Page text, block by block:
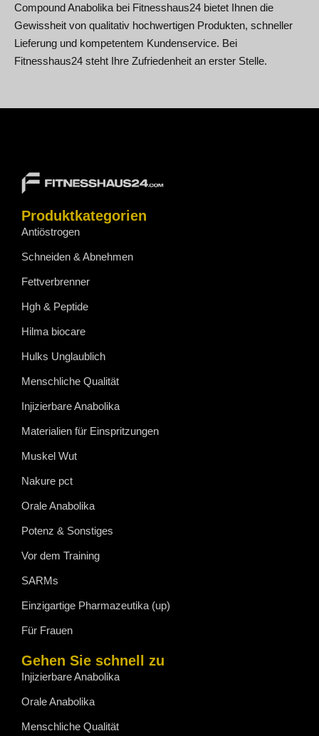
Compound Anabolika bei Fitnesshaus24 bietet Ihnen die
Gewissheit von qualitativ hochwertigen Produkten, schneller
Lieferung und kompetentem Kundenservice. Bei
Fitnesshaus24 steht Ihre Zufriedenheit an erster Stelle.
Produktkategorien
Antiöstrogen
Schneiden & Abnehmen
Fettverbrenner
Hgh & Peptide
Hilma biocare
Hulks Unglaublich
Menschliche Qualität
Injizierbare Anabolika
Materialien für Einspritzungen
Muskel Wut
Nakure pct
Orale Anabolika
Potenz & Sonstiges
Vor dem Training
SARMs
Einzigartige Pharmazeutika (up)
Für Frauen
Gehen Sie schnell zu
Injizierbare Anabolika
Orale Anabolika
Menschliche Qualität